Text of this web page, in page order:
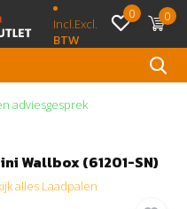
Incl.Excl.
BTW
0 0
adviesgesprek
Wallbox (61201-SN)
alles Laadpalen